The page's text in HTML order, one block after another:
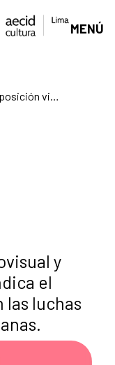
MENÚ
Emancipadas y emancipadoras: exposición virtual
y
el
las luchas